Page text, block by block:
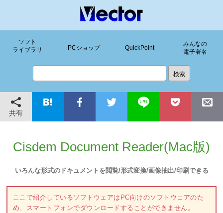
ソフト
ライブラリ
PCショップ QuickPoint
みんなの
電子署名
共有
Cisdem Document Reader(Mac版)
いろんな形式のドキュメントを閲覧/形式変換/画像抽出/印刷できる
ここで紹介しているソフトウェアはPC向けのソフトウェアのた
め、スマートフォンでダウンロードすることができません。